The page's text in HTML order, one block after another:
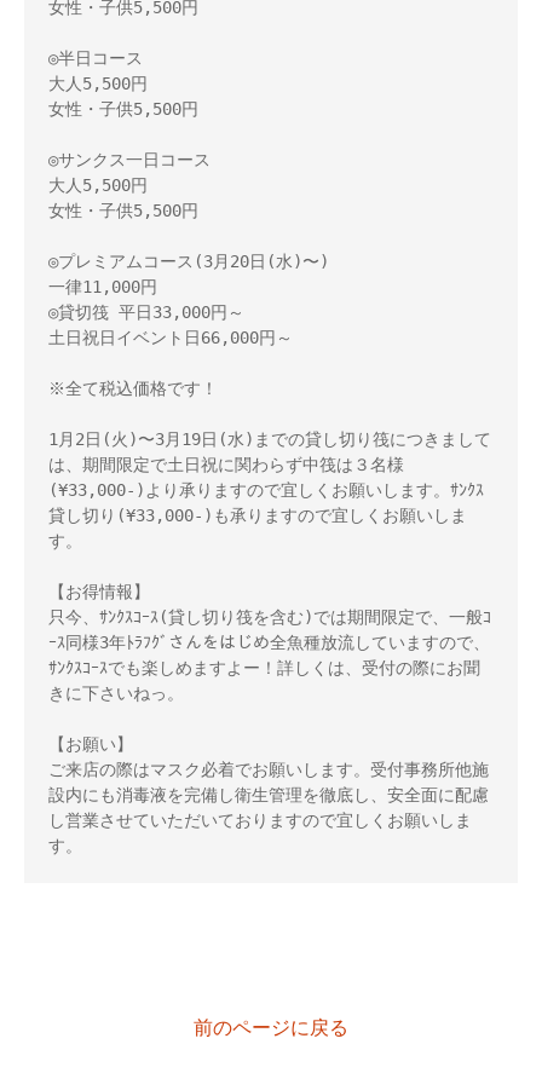
女性・子供5,500円
◎半日コース
大人5,500円
女性・子供5,500円
◎サンクス一日コース
大人5,500円
女性・子供5,500円
◎プレミアムコース(3月20日(水)〜)
一律11,000円
◎貸切筏 平日33,000円～
土日祝日イベント日66,000円～
※全て税込価格です！
1月2日(火)〜3月19日(水)までの貸し切り筏につきまして
は、期間限定で土日祝に関わらず中筏は３名様
(¥33,000-)より承りますので宜しくお願いします。ｻﾝｸｽ
貸し切り(¥33,000-)も承りますので宜しくお願いしま
す。
【お得情報】
只今、ｻﾝｸｽｺｰｽ(貸し切り筏を含む)では期間限定で、一般ｺ
ｰｽ同様3年ﾄﾗﾌｸﾞさんをはじめ全魚種放流していますので、
ｻﾝｸｽｺｰｽでも楽しめますよー！詳しくは、受付の際にお聞
きに下さいねっ。
【お願い】
ご来店の際はマスク必着でお願いします。受付事務所他施
設内にも消毒液を完備し衛生管理を徹底し、安全面に配慮
し営業させていただいておりますので宜しくお願いしま
す。
前のページに戻る